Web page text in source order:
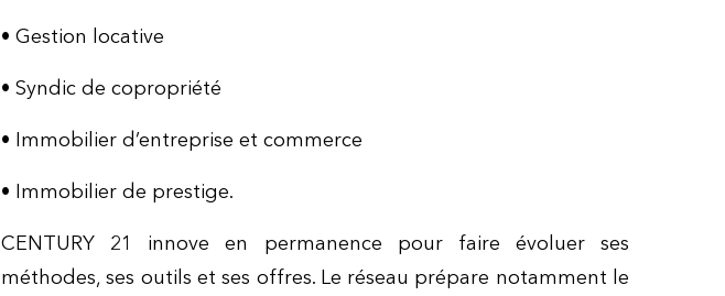
• Gestion locative
• Syndic de copropriété
• Immobilier d’entreprise et commerce
• Immobilier de prestige.
CENTURY 21 innove en permanence pour faire évoluer ses
méthodes, ses outils et ses offres. Le réseau prépare notamment le